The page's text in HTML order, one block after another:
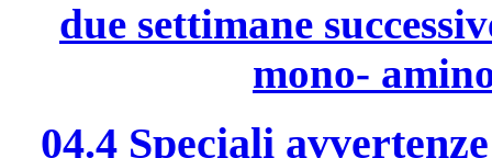
due settimane
mono-
04.4 Speciali